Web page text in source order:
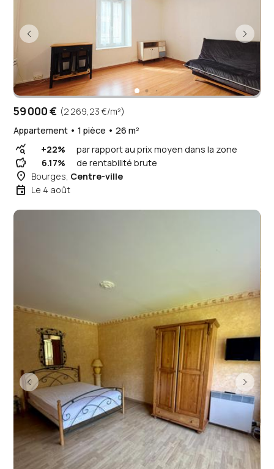
59 000 € (2 269,23 €/m²)
Appartement • 1 pièce • 26 m²
query_stats +22% par rapport au prix moyen dans la zone
savings 6.17% de rentabilité brute
place Bourges, Centre-ville
event Le 4 août